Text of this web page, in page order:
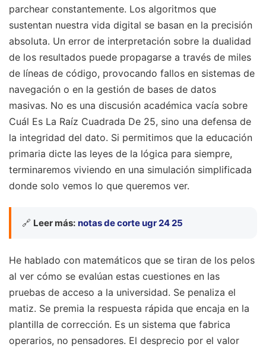
parchear constantemente. Los algoritmos que
sustentan nuestra vida digital se basan en la precisión
absoluta. Un error de interpretación sobre la dualidad
de los resultados puede propagarse a través de miles
de líneas de código, provocando fallos en sistemas de
navegación o en la gestión de bases de datos
masivas. No es una discusión académica vacía sobre
Cuál Es La Raíz Cuadrada De 25, sino una defensa de
la integridad del dato. Si permitimos que la educación
primaria dicte las leyes de la lógica para siempre,
terminaremos viviendo en una simulación simplificada
donde solo vemos lo que queremos ver.
🔗 Leer más: notas de corte ugr 24 25
He hablado con matemáticos que se tiran de los pelos
al ver cómo se evalúan estas cuestiones en las
pruebas de acceso a la universidad. Se penaliza el
matiz. Se premia la respuesta rápida que encaja en la
plantilla de corrección. Es un sistema que fabrica
operarios, no pensadores. El desprecio por el valor